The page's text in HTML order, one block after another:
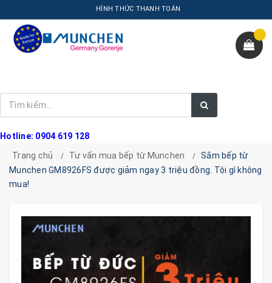
HÌNH THỨC THANH TOÁN
Hotline: 0904 619 128
Trang chủ
Tư vấn mua bếp từ Munchen
Sắm bếp từ
Munchen GM8926FS được giảm ngay 3 triệu đồng. Tội gì không
mua!